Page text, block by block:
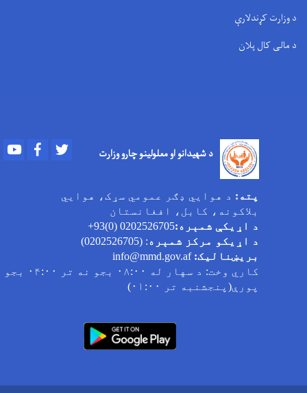
د وزارت کړندلارې
د مالی کال پلان
د شهیدانو او معلولینو چارو وزارت Youtube Facebook Twitter
پته: د هوایي ډګر عمومي سړک، هوایي
بلاکونه، کابل، افغانستان
د اړیکې شمېره:0202526705 (0)93+
د اړیکو مرکز شمېره : (0202526705)
بریښنالیک:info@mmd.gov.af
کاري وخت
: د سهار له ۰۸:۰۰ بجو نه تر ۰۴:۰۰ بجو
پورې(پنجشنبه تر ۰۱:۰۰)